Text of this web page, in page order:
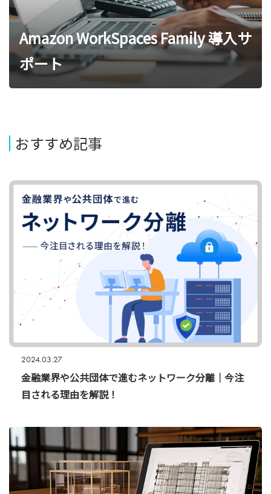
Amazon WorkSpaces Family 導入サ
ポート
おすすめ記事
2024.03.27
金融業界や公共団体で進むネットワーク分離｜今注
目される理由を解説！